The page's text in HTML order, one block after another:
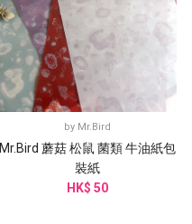
by Mr.Bird
Mr.Bird 蘑菇 松鼠 菌類 牛油紙包
裝紙
HK$ 50